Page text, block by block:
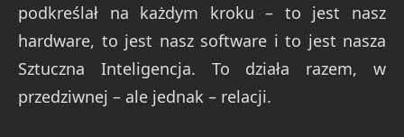
podkreślał na każdym kroku – to jest nasz
hardware, to jest nasz software i to jest nasza
Sztuczna Inteligencja. To działa razem, w
przedziwnej – ale jednak – relacji.